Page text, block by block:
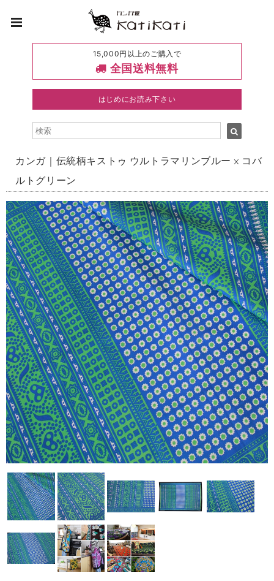
15,000円以上のご購入で
全国送料無料
はじめにお読み下さい
カンガ｜伝統柄キストゥ ウルトラマリンブルー × コバ
ルトグリーン